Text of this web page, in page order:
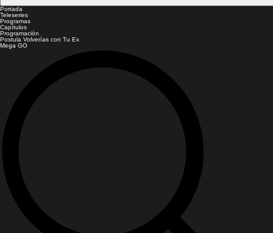
Portada
Teleseries
Programas
Capítulos
Programación
Postula Volverías con Tu Ex
Mega GO